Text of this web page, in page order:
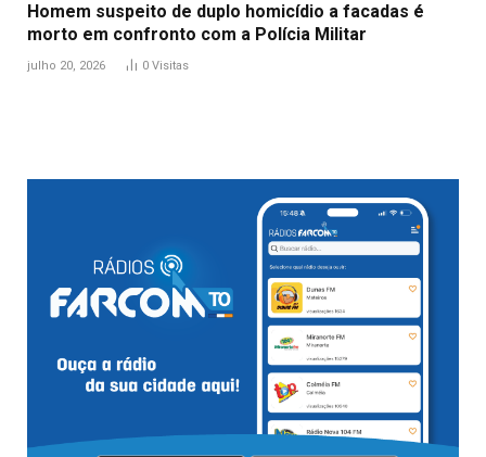
Homem suspeito de duplo homicídio a facadas é
morto em confronto com a Polícia Militar
julho 20, 2026 0 Visitas